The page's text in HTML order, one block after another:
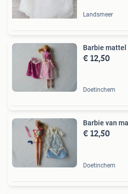
Landsmeer
Barbie
€ 12,50
Doetinchem
Barbie van
€ 12,50
Doetinchem